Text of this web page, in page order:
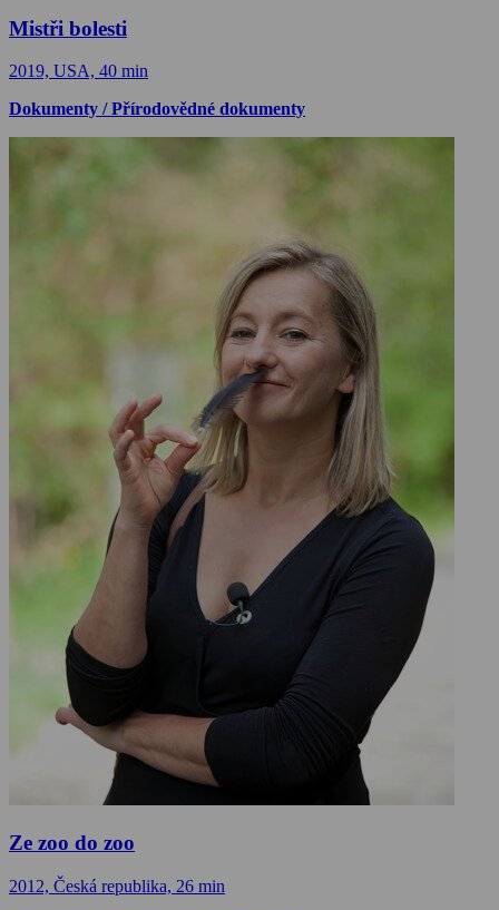
Mistři bolesti
2019, USA, 40 min
Dokumenty / Přírodovědné dokumenty
Ze zoo do zoo
2012, Česká republika, 26 min